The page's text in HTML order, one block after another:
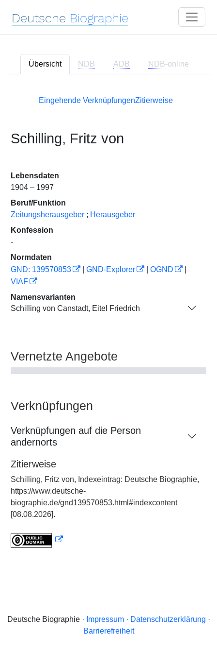
Deutsche Biographie
Übersicht NDB ADB NDB-online
Eingehende VerknüpfungenZitierweise
Schilling, Fritz von
Lebensdaten
1904 – 1997
Beruf/Funktion
Zeitungsherausgeber ; Herausgeber
Konfession
-
Normdaten
GND: 139570853
GND-Explorer OGND
VIAF
Namensvarianten
Schilling von Canstadt, Eitel Friedrich
Vernetzte Angebote
Verknüpfungen
Verknüpfungen auf die Person
andernorts
Zitierweise
Schilling, Fritz von, Indexeintrag: Deutsche Biographie,
https://www.deutsche-
biographie.de/gnd139570853.html#indexcontent
[08.08.2026].
Deutsche Biographie · Impressum· Datenschutzerklärung ·
Barrierefreiheit